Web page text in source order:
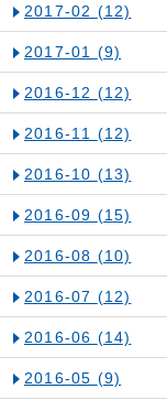
2017-02 (12)
2017-01 (9)
2016-12 (12)
2016-11 (12)
2016-10 (13)
2016-09 (15)
2016-08 (10)
2016-07 (12)
2016-06 (14)
2016-05 (9)